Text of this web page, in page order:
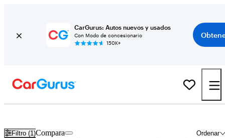
CarGurus: Autos nuevos y usados
Con Modo de concesionario
150K+
Filtro (1) Ordenar
Compara